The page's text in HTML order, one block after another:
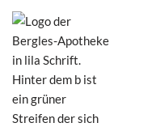
Zum
Inhalt
springen